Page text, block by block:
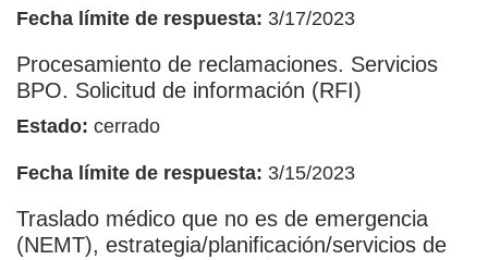
Fecha límite de respuesta: 3/17/2023
Procesamiento de reclamaciones. Servicios
BPO. Solicitud de información (RFI)
Estado: cerrado
Fecha límite de respuesta: 3/15/2023
Traslado médico que no es de emergencia
(NEMT), estrategia/planificación/servicios de